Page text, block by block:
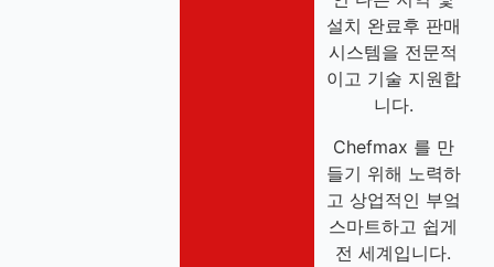
설치 완료후 판매
시스템을 전문적
이고 기술 지원합
니다.
Chefmax 를 만
들기 위해 노력하
고 상업적인 부엌
스마트하고 쉽게
전 세계입니다.